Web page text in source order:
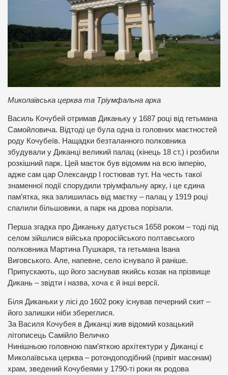
Миколаївська церква та Тріумфальна арка
Василь Кочубей отримав Диканьку у 1687 році від гетьмана
Самойловича. Відтоді це була одна із головних маєтностей
роду Кочубеїв. Нащадки безталанного полковника
збудували у Диканці великий палац (кінець 18 ст.) і розбили
розкішний парк. Цей маєток був відомим на всю імперію,
адже сам цар Олександр І гостював тут. На честь такої
знаменної події спорудили тріумфальну арку, і це єдина
пам’ятка, яка залишилась від маєтку – палац у 1919 році
спалили більшовики, а парк на дрова порізали.
Перша згадка про Диканьку датується 1658 роком – тоді під
селом зійшлися війська проросійського полтавського
полковника Мартина Пушкаря, та гетьмана Івана
Виговського. Але, напевне, село існувало й раніше.
Припускають, що його заснував якийсь козак на прізвище
Дикань – звідти і назва, хоча є й інші версії.
Біля Диканьки у лісі до 1602 року існував печерний скит –
його залишки ніби збереглися.
За Василя Кочубея в Диканці жив відомий козацький
літописець Самійло Величко
Нинішньою головною пам’яткою архітектури у Диканці є
Миколаївська церква – ротондоподібний (привіт масонам)
храм, зведений Кочубеями у 1790-ті роки як родова